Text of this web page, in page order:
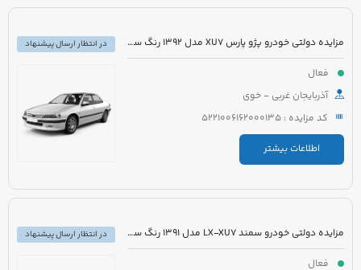
مزایده دولتی خودرو پژو پارس XU7 مدل 1392 رنگ سفید
فعال
آذربایجان غربی - خوی
کد مزایده : 5221006162000135
اطلاعات بیشتر
در انتظار ارسال پیشنهاد
مزایده دولتی خودرو سمند LX-XU7 مدل 1391 رنگ سفید
فعال
در انتظار ارسال پیشنهاد